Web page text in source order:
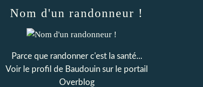
Nom d'un randonneur !
Parce que randonner c'est la santé...
Voir le profil de Baudouin sur le portail
Overblog